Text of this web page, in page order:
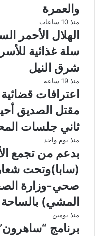
والعمرة
منذ 10 ساعات
سلة غذائية
شرق النيل
منذ 19 ساعة
اعترافات
مقتل الصديق
ثاني جلسات
منذ يوم واحد
بدعم من تجمع
(سابا)وتحت
صحي-وزارة
المشي)
منذ يومين
برنامج